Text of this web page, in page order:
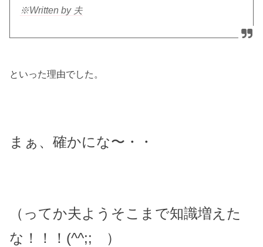
※Written by 夫
といった理由でした。
まぁ、確かにな〜・・
（ってか夫ようそこまで知識増えた
な！！！(^^;; ）